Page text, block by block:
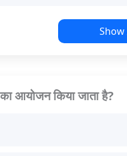
आयोजन किया जाता है?